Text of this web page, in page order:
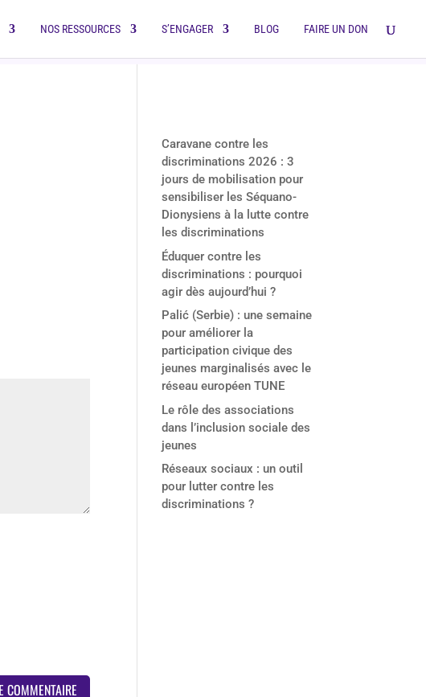
NOS RESSOURCES S’ENGAGER BLOG FAIRE UN DON
Caravane contre les
discriminations 2026 : 3
jours de mobilisation pour
sensibiliser les Séquano-
Dionysiens à la lutte contre
les discriminations
Éduquer contre les
discriminations : pourquoi
agir dès aujourd’hui ?
Palić (Serbie) : une semaine
pour améliorer la
participation civique des
jeunes marginalisés avec le
réseau européen TUNE
Le rôle des associations
dans l’inclusion sociale des
jeunes
Réseaux sociaux : un outil
pour lutter contre les
discriminations ?